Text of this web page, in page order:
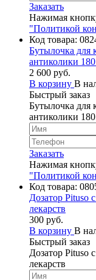
Заказать
Нажимая
"Политикой
Код товара:
Бутылочка для
антиколики
2 600 руб.
В корзину В
Быстрый заказ
Бутылочка для
антиколики
Заказать
Нажимая
"Политикой
Код товара:
Дозатор Pituso
лекарств
300 руб.
В корзину В
Быстрый заказ
Дозатор Pituso
лекарств